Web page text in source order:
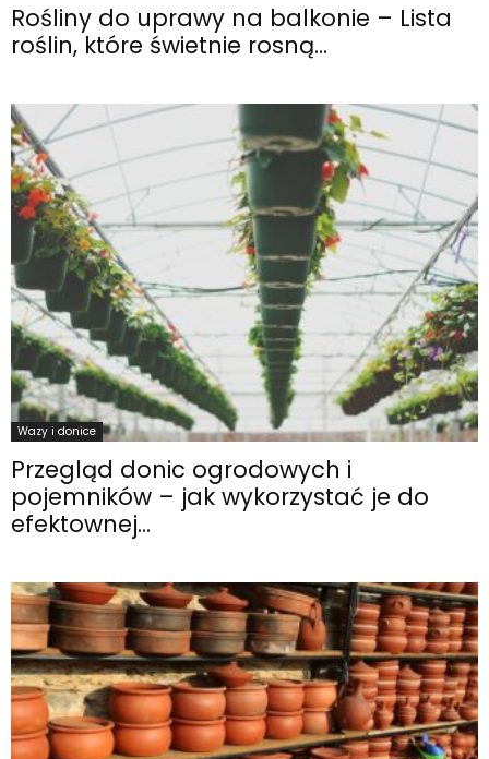
Rośliny do uprawy na balkonie – Lista
roślin, które świetnie rosną...
Wazy i donice
Przegląd donic ogrodowych i
pojemników – jak wykorzystać je do
efektownej...